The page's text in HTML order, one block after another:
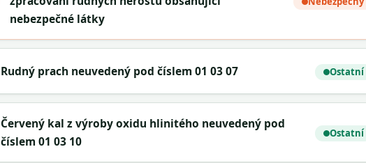
nebezpečné látky
Rudný prach neuvedený pod číslem 01 03 07 Ostatní
Červený kal z výroby oxidu hlinitého neuvedený pod
číslem 01 03 10
Ostatní